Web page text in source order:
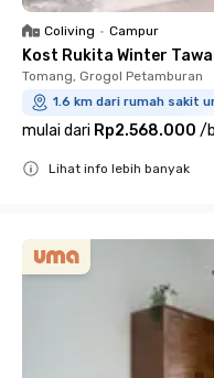
Coliving • Campur
Kost Rukita Winter
Tomang, Grogol Petamburan
1.6 km dari rumah sakit
mulai dari Rp2.568.000 /
Lihat info lebih banyak